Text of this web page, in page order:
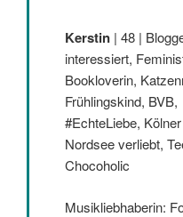
Kerstin | 48 |
interessiert,
Bookloverin,
Frühlingskind, BVB,
#EchteLiebe,
Nordsee verliebt,
Chocoholic
Musikliebhaberin: